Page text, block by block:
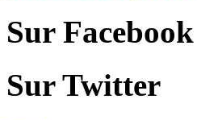
Sur Facebook
Sur Twitter